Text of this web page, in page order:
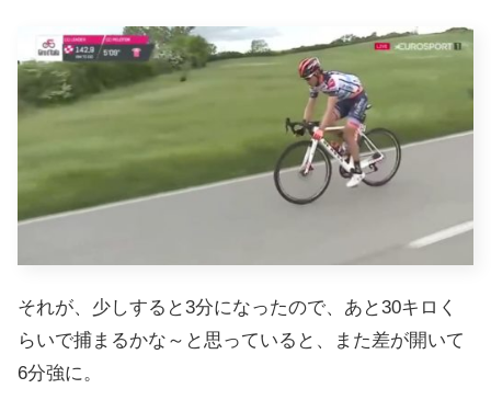
それが、少しすると3分になったので、あと30キロく
らいで捕まるかな～と思っていると、また差が開いて
6分強に。